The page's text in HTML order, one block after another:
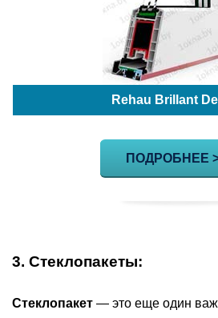
Rehau Brillant
ПОДРОБНЕЕ
3. Стеклопакеты:
Стеклопакет — это еще один